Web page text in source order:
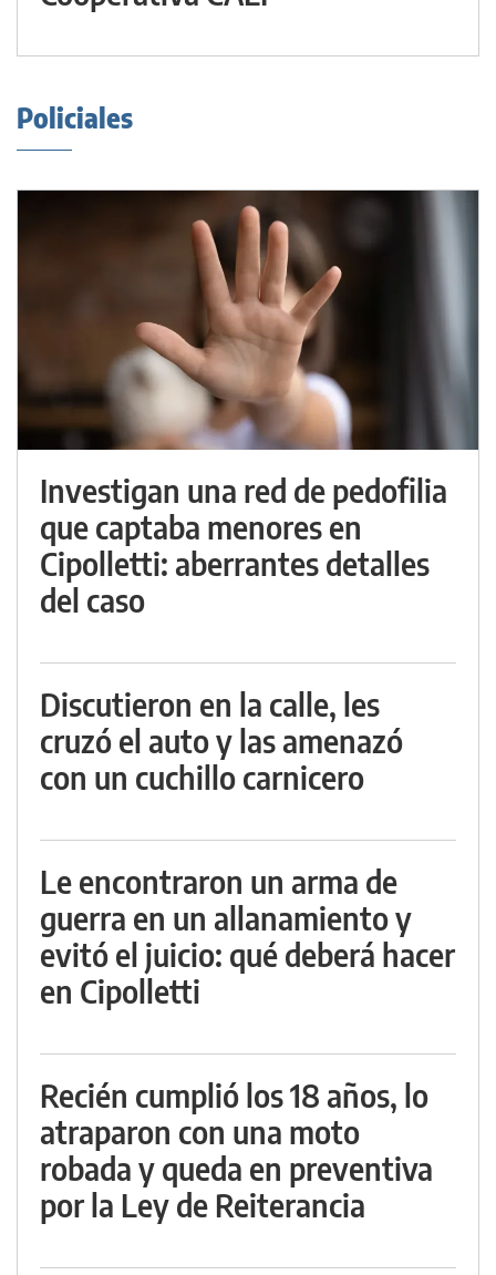
Policiales
Investigan una red de pedofilia
que captaba menores en
Cipolletti: aberrantes detalles
del caso
Discutieron en la calle, les
cruzó el auto y las amenazó
con un cuchillo carnicero
Le encontraron un arma de
guerra en un allanamiento y
evitó el juicio: qué deberá hacer
en Cipolletti
Recién cumplió los 18 años, lo
atraparon con una moto
robada y queda en preventiva
por la Ley de Reiterancia